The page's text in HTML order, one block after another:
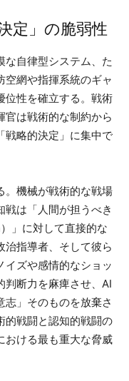
定」の脆弱性
な自律型システム、た
空網や指揮系統のギャ
位性を確立する。戦術
官は戦術的な制約から
戦略的決定」に集中で
。機械が戦術的な戦場
は「人間が担うべき
」に対して直接的な
治指導者、そして彼ら
イズや感情的なショッ
判断力を麻痺させ、AI
」そのものを放棄さ
的戦闘と認知的戦闘の
おける最も重大な脅威